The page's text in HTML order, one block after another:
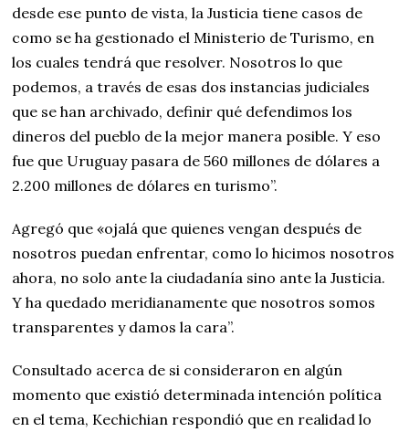
desde ese punto de vista, la Justicia tiene casos de
como se ha gestionado el Ministerio de Turismo, en
los cuales tendrá que resolver. Nosotros lo que
podemos, a través de esas dos instancias judiciales
que se han archivado, definir qué defendimos los
dineros del pueblo de la mejor manera posible. Y eso
fue que Uruguay pasara de 560 millones de dólares a
2.200 millones de dólares en turismo”.
Agregó que «ojalá que quienes vengan después de
nosotros puedan enfrentar, como lo hicimos nosotros
ahora, no solo ante la ciudadanía sino ante la Justicia.
Y ha quedado meridianamente que nosotros somos
transparentes y damos la cara”.
Consultado acerca de si consideraron en algún
momento que existió determinada intención política
en el tema, Kechichian respondió que en realidad lo